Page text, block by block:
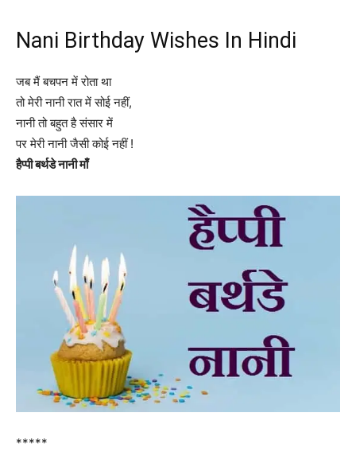
Nani Birthday Wishes In Hindi
जब मैं बचपन में रोता था
तो मेरी नानी रात में सोई नहीं,
नानी तो बहुत है संसार में
पर मेरी नानी जैसी कोई नहीं !
हैप्पी बर्थडे नानी माँ
*****